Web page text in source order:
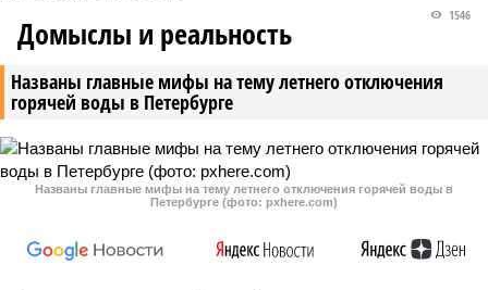
Названы главные мифы на тему летнего отключения
горячей воды в Петербурге
1546
Домыслы и реальность
Названы главные мифы на тему летнего отключения горячей воды в
Петербурге (фото: pxhere.com)